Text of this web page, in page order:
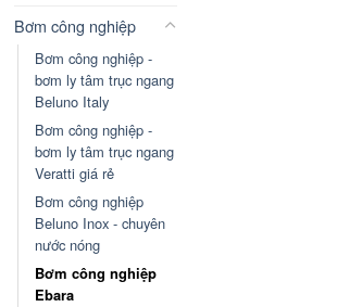
Bơm công nghiệp
Bơm công nghiệp -
bơm ly tâm trục ngang
Beluno Italy
Bơm công nghiệp -
bơm ly tâm trục ngang
Veratti giá rẻ
Bơm công nghiệp
Beluno Inox - chuyên
nước nóng
Bơm công nghiệp
Ebara